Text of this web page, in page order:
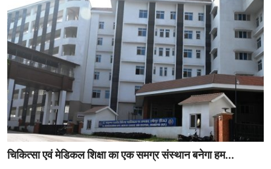
Yuva Josh
National
Contact
Chandigarh
Political
Himachal Pradesh
चिकित्सा एवं मेडिकल शिक्षा का एक समग्र संस्थान बनेगा हम...